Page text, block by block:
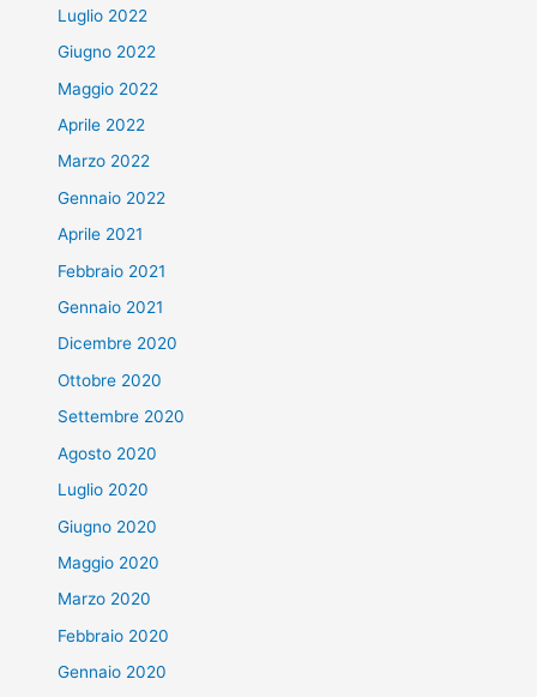
Luglio 2022
Giugno 2022
Maggio 2022
Aprile 2022
Marzo 2022
Gennaio 2022
Aprile 2021
Febbraio 2021
Gennaio 2021
Dicembre 2020
Ottobre 2020
Settembre 2020
Agosto 2020
Luglio 2020
Giugno 2020
Maggio 2020
Marzo 2020
Febbraio 2020
Gennaio 2020